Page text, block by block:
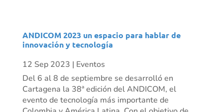
ANDICOM 2023 un espacio para hablar de
innovación y tecnología
12 Sep 2023 | Eventos
Del 6 al 8 de septiembre se desarrolló en
Cartagena la 38ª edición del ANDICOM, el
evento de tecnología más importante de